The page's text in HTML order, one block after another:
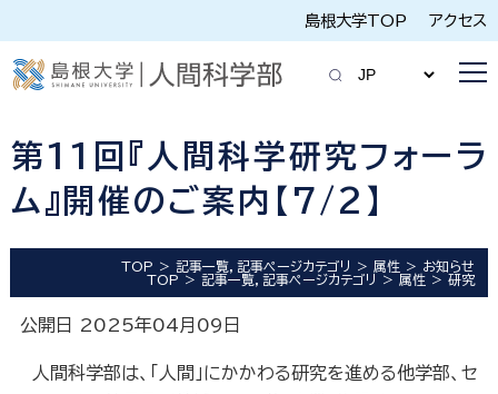
島根大学TOP アクセス
第11回『人間科学研究フォーラ
ム』開催のご案内【7/2】
TOP 記事一覧，記事ページカテゴリ 属性
お知らせ
TOP
記事一覧，記事ページカテゴリ 属性 研究
公開日 2025年04月09日
人間科学部は、「人間」にかかわる研究を進める他学部、セ